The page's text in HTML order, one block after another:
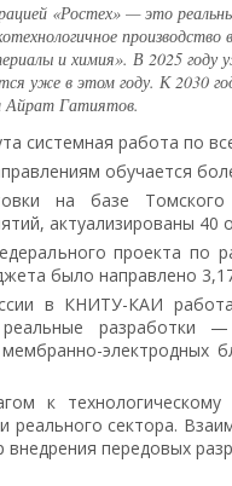
«Ростех» — это
и химия». В 2025 году
уже в этом году. К 2030
Айрат Гатиятов.
системная работа по
обучается
на базе Томского
актуализированы 40
проекта по
было направлено
в КНИТУ-КАИ
разработки
электродных
к технологическому
реального сектора.
передовых